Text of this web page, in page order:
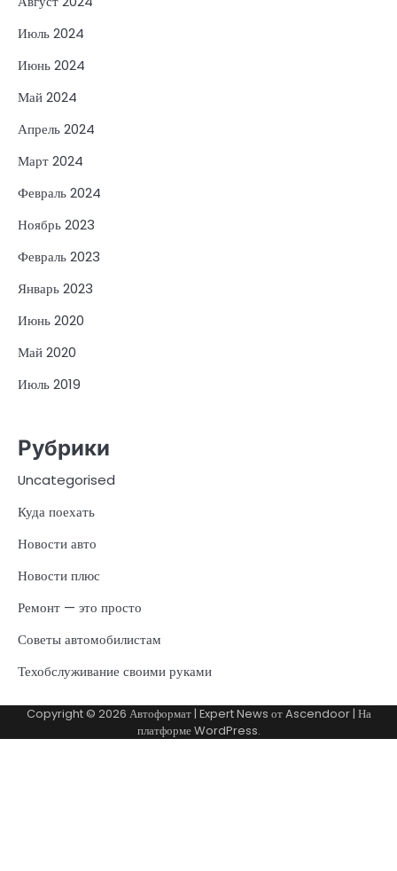
Июль 2024
Июнь 2024
Май 2024
Апрель 2024
Март 2024
Февраль 2024
Ноябрь 2023
Февраль 2023
Январь 2023
Июнь 2020
Май 2020
Июль 2019
Рубрики
Uncategorised
Куда поехать
Новости авто
Новости плюс
Ремонт — это просто
Советы автомобилистам
Техобслуживание своими руками
Copyright © 2026 Автоформат| Expert News отAscendoor| На
платформеWordPress.